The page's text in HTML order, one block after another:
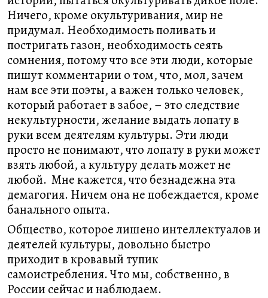
Ничего, кроме окультуривания, мир не
придумал. Необходимость поливать и
постригать газон, необходимость сеять
сомнения, потому что все эти люди, которые
пишут комментарии о том, что, мол, зачем
нам все эти поэты, а важен только человек,
который работает в забое, – это следствие
некультурности, желание выдать лопату в
руки всем деятелям культуры. Эти люди
просто не понимают, что лопату в руки может
взять любой, а культуру делать может не
любой. Мне кажется, что безнадежна эта
демагогия. Ничем она не побеждается, кроме
банального опыта.
Общество, которое лишено интеллектуалов и
деятелей культуры, довольно быстро
приходит в кровавый тупик
самоистребления. Что мы, собственно, в
России сейчас и наблюдаем.